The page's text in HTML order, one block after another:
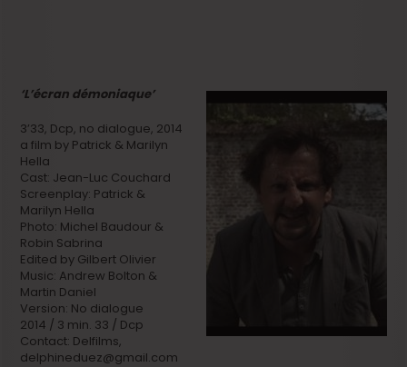
‘L’écran démoniaque’
3’33, Dcp, no dialogue, 2014
a film by Patrick & Marilyn
Hella
Cast: Jean-Luc Couchard
Screenplay: Patrick &
Marilyn Hella
Photo: Michel Baudour &
Robin Sabrina
Edited by Gilbert Olivier
Music: Andrew Bolton &
Martin Daniel
Version: No dialogue
2014 / 3 min. 33 / Dcp
Contact: Delfilms,
delphineduez@gmail.com